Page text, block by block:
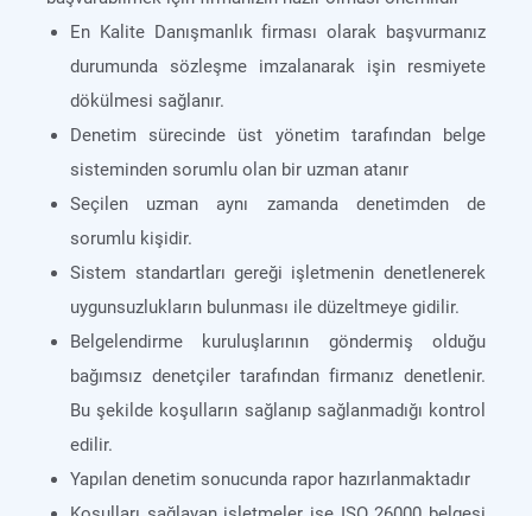
En Kalite Danışmanlık firması olarak başvurmanız
durumunda sözleşme imzalanarak işin resmiyete
dökülmesi sağlanır.
Denetim sürecinde üst yönetim tarafından belge
sisteminden sorumlu olan bir uzman atanır
Seçilen uzman aynı zamanda denetimden de
sorumlu kişidir.
Sistem standartları gereği işletmenin denetlenerek
uygunsuzlukların bulunması ile düzeltmeye gidilir.
Belgelendirme kuruluşlarının göndermiş olduğu
bağımsız denetçiler tarafından firmanız denetlenir.
Bu şekilde koşulların sağlanıp sağlanmadığı kontrol
edilir.
Yapılan denetim sonucunda rapor hazırlanmaktadır